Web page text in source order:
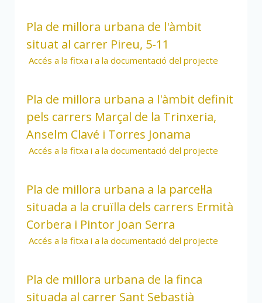
Pla de millora urbana de l'àmbit
situat al carrer Pireu, 5-11
Accés a la fitxa i a la documentació del projecte
Pla de millora urbana a l'àmbit definit
pels carrers Marçal de la Trinxeria,
Anselm Clavé i Torres Jonama
Accés a la fitxa i a la documentació del projecte
Pla de millora urbana a la parcel·la
situada a la cruïlla dels carrers Ermità
Corbera i Pintor Joan Serra
Accés a la fitxa i a la documentació del projecte
Pla de millora urbana de la finca
situada al carrer Sant Sebastià